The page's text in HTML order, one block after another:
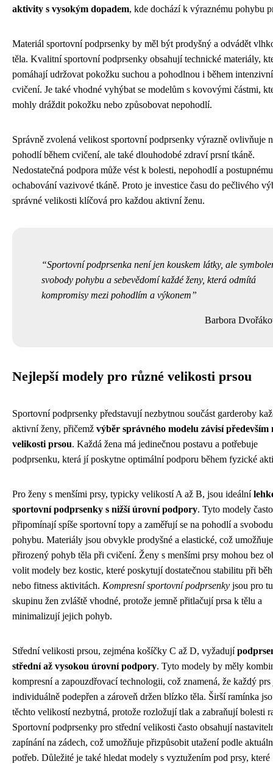
aktivity s vysokým dopadem, kde dochází k výraznému pohybu
Materiál sportovní podprsenky by měl být prodyšný a odvádět
těla. Kvalitní sportovní podprsenky obsahují technické materiály,
pomáhají udržovat pokožku suchou a pohodlnou i během
cvičení. Je také vhodné vyhýbat se modelům s kovovými částmi,
mohly dráždit pokožku nebo způsobovat nepohodlí.
Správně zvolená velikost sportovní podprsenky výrazně ovlivňuje
pohodlí během cvičení, ale také dlouhodobé zdraví prsní tkáně.
Nedostatečná podpora může vést k bolesti, nepohodlí a postupnému
ochabování vazivové tkáně. Proto je investice času do pečlivého
správné velikosti klíčová pro každou aktivní ženu.
Sportovní podprsenka není jen kouskem látky, ale
svobody pohybu a sebevědomí každé ženy, která odmítá
kompromisy mezi pohodlím a výkonem
Barbora
Nejlepší modely pro různé velikosti prsou
Sportovní podprsenky představují nezbytnou součást garderoby
aktivní ženy, přičemž výběr správného modelu závisí především
velikosti prsou. Každá žena má jedinečnou postavu a potřebuje
podprsenku, která jí poskytne optimální podporu během fyzické
Pro ženy s menšími prsy, typicky velikostí A až B, jsou ideální
sportovní podprsenky s nižší úrovní podpory. Tyto modely často
připomínají spíše sportovní topy a zaměřují se na pohodlí a svobodu
pohybu. Materiály jsou obvykle prodyšné a elastické, což umožňuje
přirozený pohyb těla při cvičení. Ženy s menšími prsy mohou bez
volit modely bez kostic, které poskytují dostatečnou stabilitu při
nebo fitness aktivitách. Kompresní sportovní podprsenky jsou pro
skupinu žen zvláště vhodné, protože jemně přitlačují prsa k tělu a
minimalizují jejich pohyb.
Střední velikosti prsou, zejména košíčky C až D, vyžadují
střední až vysokou úrovní podpory. Tyto modely by měly
kompresní a zapouzdřovací technologii, což znamená, že každý prs
individuálně podepřen a zároveň držen blízko těla. Širší ramínka
těchto velikostí nezbytná, protože rozložují tlak a zabraňují bolesti
Sportovní podprsenky pro střední velikosti často obsahují
zapínání na zádech, což umožňuje přizpůsobit utažení podle
potřeb. Důležité je také hledat modely s vyztužením pod prsy, které